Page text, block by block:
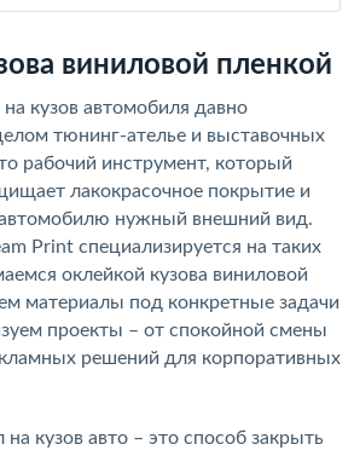
виниловой пленкой
на кузов автомобиля давно
тюнинг-ателье и выставочных
рабочий инструмент, который
лакокрасочное покрытие и
автомобилю нужный внешний вид.
Print специализируется на таких
оклейкой кузова виниловой
материалы под конкретные задачи
проекты – от спокойной смены
решений для корпоративных
кузов авто – это способ закрыть